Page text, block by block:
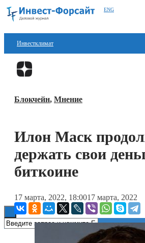
ENG
Инвестклимат
Финансы
Блокчейн
ESG
Блокчейн, Мнение
Илон Маск
держать свои
биткоине
17 марта, 2022, 18:0017 марта, 2022